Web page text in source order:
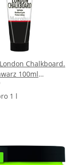
Chalkboard.
100ml
1 l